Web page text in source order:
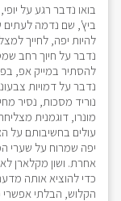
בואו נדבר רגע על
ביץ', שם נדמה
להיות יפה, לחייך
נדבר על חיוך רחב
להסתיר במייק אפ,
נדבר על דמויות
נוריד מסכות, נסיר
מונרו, דוגמנית
עולים בחשיבותם על
יפה שמרוח על שערי
אחרת. ושון מקלארן
כדי להוציא אותה
הקלוש, הבלתי